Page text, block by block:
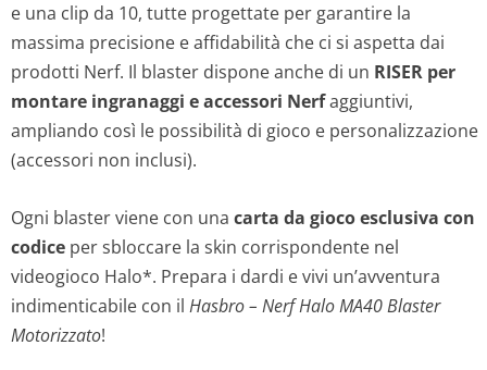
i
n
a
l
e
e
r
a
l
e
:
5
6
e una clip da 10, tutte progettate per garantire la
massima precisione e affidabilità che ci si aspetta dai
prodotti Nerf. Il blaster dispone anche di un RISER per
montare ingranaggi e accessori Nerfaggiuntivi,
ampliando così le possibilità di gioco e personalizzazione
(accessori non inclusi).
Ogni blaster viene con una carta da gioco esclusiva con
codice per sbloccare la skin corrispondente nel
videogioco Halo*. Prepara i dardi e vivi un’avventura
indimenticabile con il Hasbro – Nerf Halo MA40 Blaster
Motorizzato!